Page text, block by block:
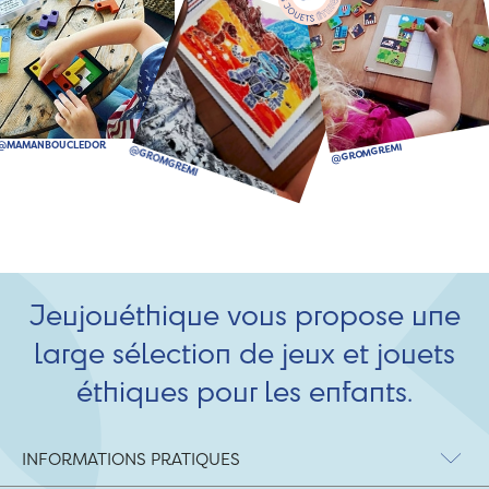
Jeujouéthique vous propose une
large sélection de jeux et jouets
éthiques pour les enfants.
INFORMATIONS PRATIQUES